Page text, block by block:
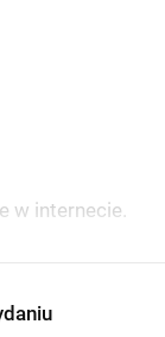
w internecie.